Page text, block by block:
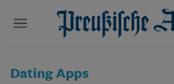
Suchen und finden
Dating Apps